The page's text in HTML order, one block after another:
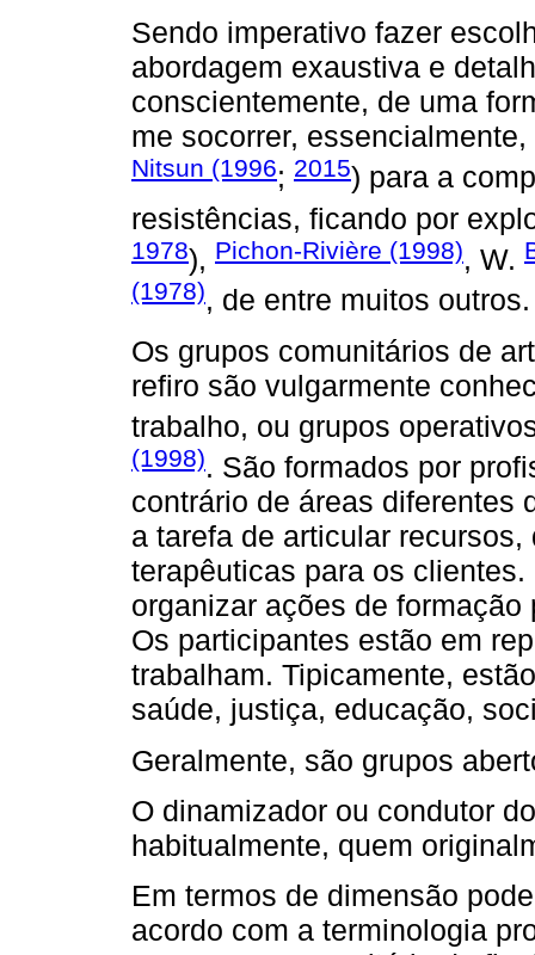
Sendo imperativo fazer
abordagem exaustiva e
conscientemente, de uma
me socorrer,
Nitsun (1996; 2015) para a
resistências, ficando por
1978), Pichon-Rivière (1998), W.
(1978), de entre muitos outros.
Os grupos comunitários de
refiro são vulgarmente
trabalho, ou grupos
(1998). São formados por
contrário de áreas diferentes
a tarefa de articular
terapêuticas para os
organizar ações de
Os participantes estão em
trabalham. Tipicamente,
saúde, justiça, educação,
Geralmente, são grupos
O dinamizador ou condutor
habitualmente, quem
Em termos de dimensão
acordo com a terminologia